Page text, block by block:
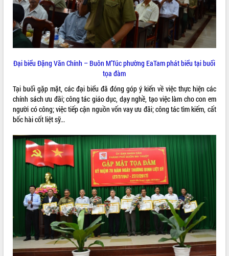
LIÊN KẾT WEB
Tất cả: 66107936
Đại biểu Đặng Văn Chính – Buôn M’Túc phường EaTam phát biểu tại buổi
tọa đàm
Tại buổi gặp mặt, các đại biểu đã đóng góp ý kiến về việc thực hiện các
chính sách ưu đãi; công tác giáo dục, dạy nghề, tạo việc làm cho con em
người có công; việc tiếp cận nguồn vốn vay ưu đãi; công tác tìm kiếm, cất
bốc hài cốt liệt sỹ...